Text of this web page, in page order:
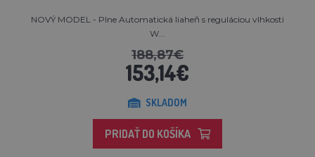
NOVÝ MODEL - Plne Automatická liaheň s reguláciou vlhkosti
W...
188,87€
153,14€
SKLADOM
PRIDAŤ DO KOŠÍKA